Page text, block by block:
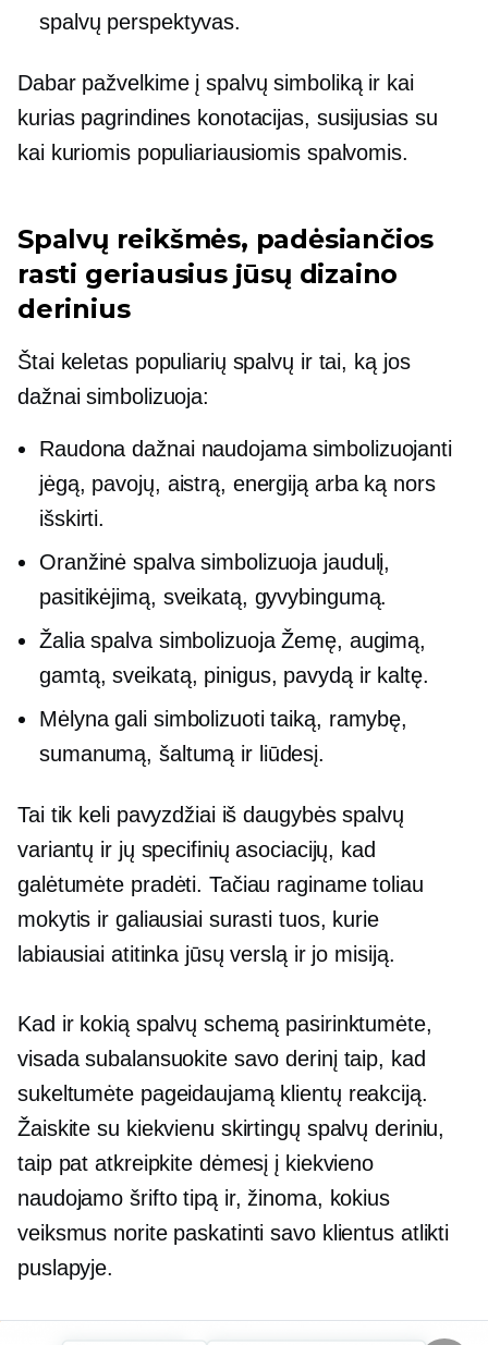
spalvų perspektyvas.
Dabar pažvelkime į spalvų simboliką ir kai
kurias pagrindines konotacijas, susijusias su
kai kuriomis populiariausiomis spalvomis.
Spalvų reikšmės, padėsiančios
rasti geriausius jūsų dizaino
derinius
Štai keletas populiarių spalvų ir tai, ką jos
dažnai simbolizuoja:
Raudona dažnai naudojama simbolizuojanti
jėgą, pavojų, aistrą, energiją arba ką nors
išskirti.
Oranžinė spalva simbolizuoja jaudulį,
pasitikėjimą, sveikatą, gyvybingumą.
Žalia spalva simbolizuoja Žemę, augimą,
gamtą, sveikatą, pinigus, pavydą ir kaltę.
Mėlyna gali simbolizuoti taiką, ramybę,
sumanumą, šaltumą ir liūdesį.
Tai tik keli pavyzdžiai iš daugybės spalvų
variantų ir jų specifinių asociacijų, kad
galėtumėte pradėti. Tačiau raginame toliau
mokytis ir galiausiai surasti tuos, kurie
labiausiai atitinka jūsų verslą ir jo misiją.
Kad ir kokią spalvų schemą pasirinktumėte,
visada subalansuokite savo derinį taip, kad
sukeltumėte pageidaujamą klientų reakciją.
Žaiskite su kiekvienu skirtingų spalvų deriniu,
taip pat atkreipkite dėmesį į kiekvieno
naudojamo šrifto tipą ir, žinoma, kokius
veiksmus norite paskatinti savo klientus atlikti
puslapyje.